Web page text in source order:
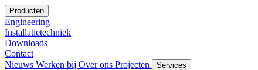
Producten
Engineering
Installatietechniek
Downloads
Contact
Nieuws Werken bij Over ons Projecten Services